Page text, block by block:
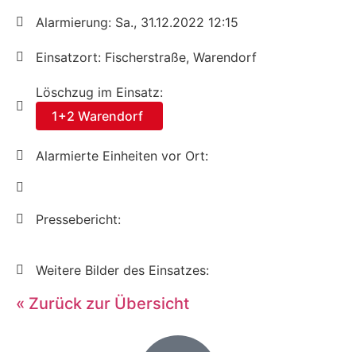
Alarmierung: Sa., 31.12.2022 12:15
Einsatzort: Fischerstraße, Warendorf
Löschzug im Einsatz:
1+2 Warendorf
Alarmierte Einheiten vor Ort:
Pressebericht:
Weitere Bilder des Einsatzes:
« Zurück zur Übersicht